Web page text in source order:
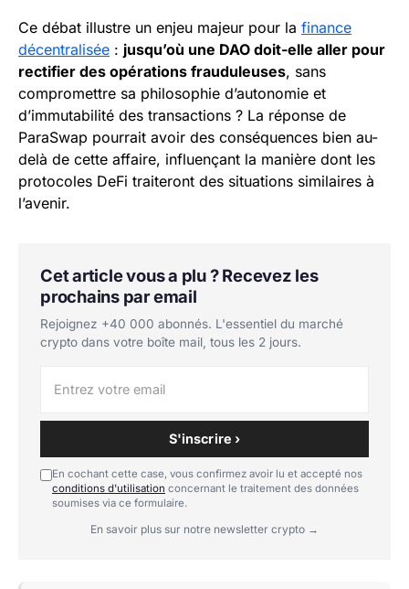
Ce débat illustre un enjeu majeur pour la finance
décentralisée : jusqu’où une DAO doit-elle aller pour
rectifier des opérations frauduleuses, sans
compromettre sa philosophie d’autonomie et
d’immutabilité des transactions ? La réponse de
ParaSwap pourrait avoir des conséquences bien au-
delà de cette affaire, influençant la manière dont les
protocoles DeFi traiteront des situations similaires à
l’avenir.
Cet article vous a plu ? Recevez les
prochains par email
Rejoignez +40 000 abonnés. L'essentiel du marché
crypto dans votre boîte mail, tous les 2 jours.
S'inscrire ›
En cochant cette case, vous confirmez avoir lu et accepté nos
conditions d'utilisation concernant le traitement des données
soumises via ce formulaire.
En savoir plus sur notre newsletter crypto →